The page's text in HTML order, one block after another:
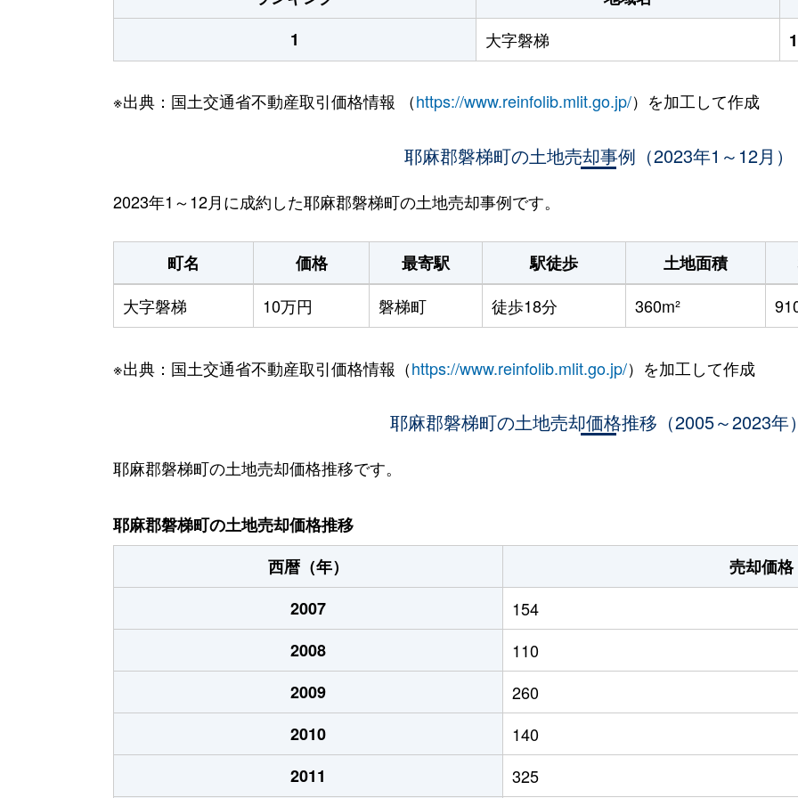
1
大字磐梯
※出典：国土交通省不動産取引価格情報 （https://www.reinfolib.mlit.go.jp/）を加工して作成
耶麻郡磐梯町の土地売却事例（2023年1～12月）
2023年1～12月に成約した耶麻郡磐梯町の土地売却事例です。
町名 価格 最寄駅 駅徒歩 土地面積
大字磐梯
10万円 磐梯町 徒歩18分 360m²
※出典：国土交通省不動産取引価格情報（https://www.reinfolib.mlit.go.jp/）を加工して作成
耶麻郡磐梯町の土地売却価格推移（2005～2023年）
耶麻郡磐梯町の土地売却価格推移です。
耶麻郡磐梯町の土地売却価格推移
西暦（年）
売却価格
2007
154
2008
110
2009
260
2010
140
2011
325